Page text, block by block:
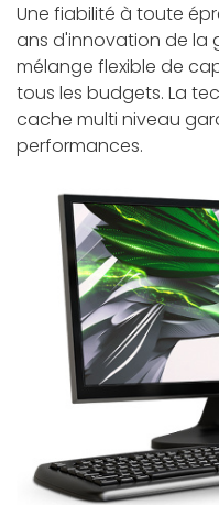
Une fiabilité à toute
ans d'innovation de la
mélange flexible de
tous les budgets. La
cache multi niveau
performances.